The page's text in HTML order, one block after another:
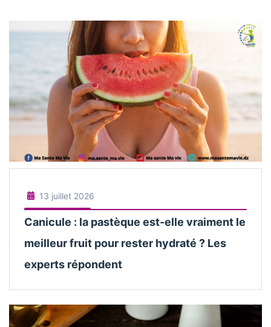
13 juillet 2026
Canicule : la pastèque est-elle vraiment le
meilleur fruit pour rester hydraté ? Les
experts répondent